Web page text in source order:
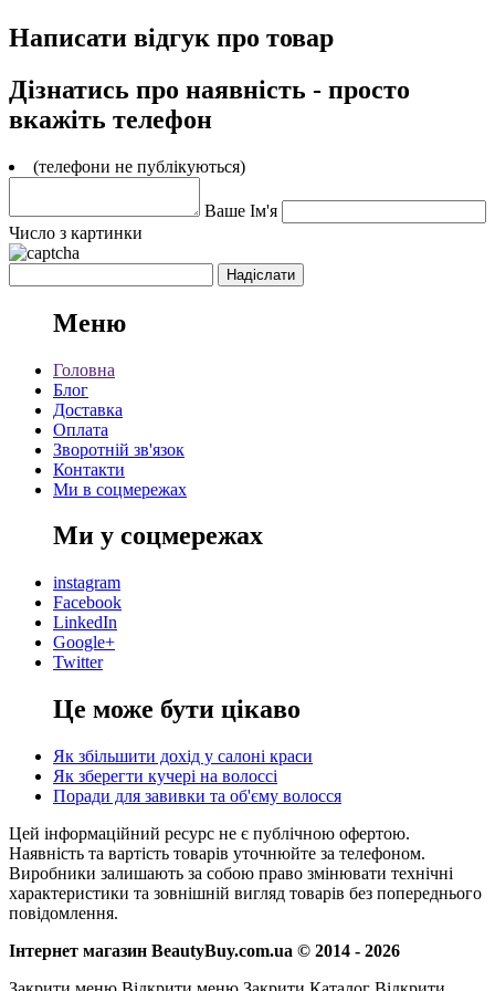
Написати відгук про товар
Дізнатись про наявність - просто
вкажіть телефон
(телефони не публікуються)
Ваше Ім'я
Число з картинки
Меню
Головна
Блог
Доставка
Оплата
Зворотній зв'язок
Контакти
Ми в соцмережах
Ми у соцмережах
instagram
Facebook
LinkedIn
Google+
Twitter
Це може бути цікаво
Як збільшити дохід у салоні краси
Як зберегти кучері на волоссі
Поради для завивки та об'єму волосся
Цей інформаційний ресурс не є публічною офертою.
Наявність та вартість товарів уточнюйте за телефоном.
Виробники залишають за собою право змінювати технічні
характеристики та зовнішній вигляд товарів без попереднього
повідомлення.
Інтернет магазин BeautyBuy.com.ua © 2014 - 2026